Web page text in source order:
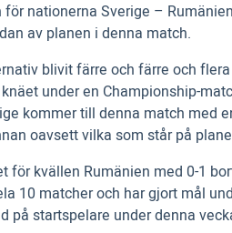
nationerna Sverige –
av planen i denna match.
blivit färre och färre och
under en Championship-
kommer till denna match med
oavsett vilka som står på
för kvällen Rumänien med 0-1
10 matcher och har gjort mål
startspelare under denna